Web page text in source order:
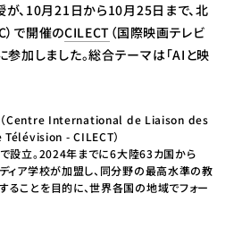
、10月21日から10月25日まで、北
）で開催のCILECT （国際映画テレビ
加しました。総合テーマは「AIと映
（Centre International de Liaison des
- CILECT）
設立。2024年までに6大陸63カ国から
ィア学校が加盟し、同分野の最高水準の教
ることを目的に、世界各国の地域でフォー